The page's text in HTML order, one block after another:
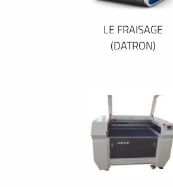
LE FRAISAGE
(DATRON)